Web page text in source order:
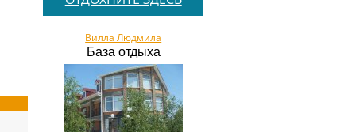
Вилла Людмила
База отдыха